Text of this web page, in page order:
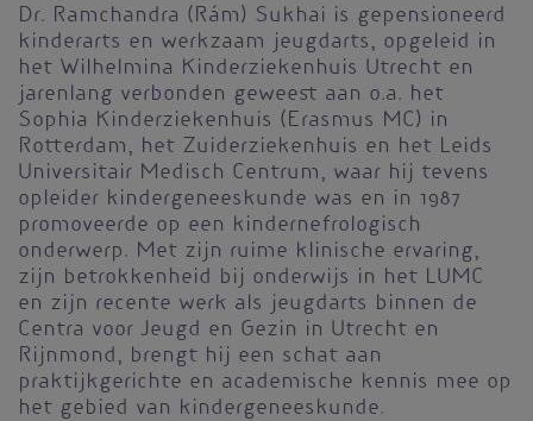
Dr. Ramchandra (Rám) Sukhai is gepensioneerd
kinderarts en werkzaam jeugdarts, opgeleid in
het Wilhelmina Kinderziekenhuis Utrecht en
jarenlang verbonden geweest aan o.a. het
Sophia Kinderziekenhuis (Erasmus MC) in
Rotterdam, het Zuiderziekenhuis en het Leids
Universitair Medisch Centrum, waar hij tevens
opleider kindergeneeskunde was en in 1987
promoveerde op een kindernefrologisch
onderwerp. Met zijn ruime klinische ervaring,
zijn betrokkenheid bij onderwijs in het LUMC
en zijn recente werk als jeugdarts binnen de
Centra voor Jeugd en Gezin in Utrecht en
Rijnmond, brengt hij een schat aan
praktijkgerichte en academische kennis mee op
het gebied van kindergeneeskunde.